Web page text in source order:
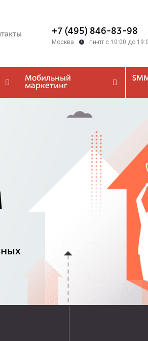
+7 (495) 846-83-98
Москва пн-пт с 10:00 до
Мобильный
маркетинг